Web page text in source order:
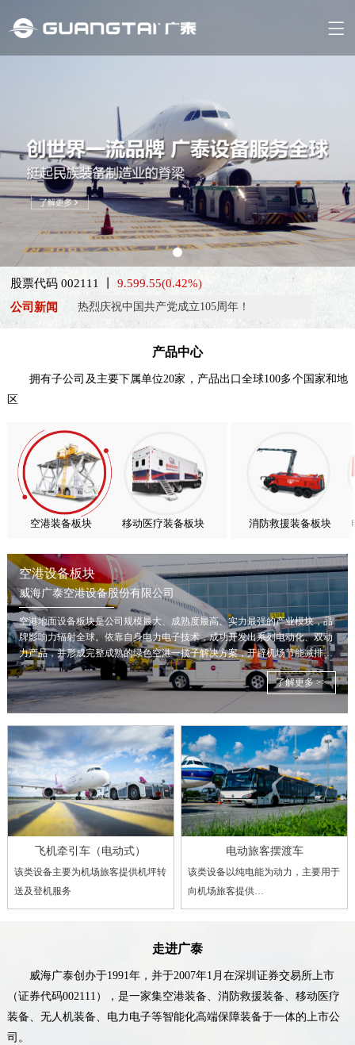
股票代码 002111 丨9.599.55(0.42%)
公司新闻
热烈庆祝中国共产党成立105周年！
喜报！威海广泰ESG评级荣获AAA级 可持续发展实力获权威…
扬帆出海，聚力同行｜广大航服开启国际化新征程
产品中心
拥有子公司及主要下属单位20家，产品出口全球100多个国家和地
区
空港装备板块 移动医疗装备板块 消防救援装备板块
空港设备板块
威海广泰空港设备股份有限公司
空港地面设备板块是公司规模最大、成熟度最高、实力最强的产业模块，品
牌影响力辐射全球。依靠自身电力电子技术，成功开发出系列电动化、双动
力产品，并形成完整成熟的绿色空港一揽子解决方案，开辟机场节能减排新
局面。
了解更多 >>
飞机牵引车（电动式）
该类设备主要为机场旅客提供机坪转
送及登机服务
电动旅客摆渡车
该类设备以纯电能为动力，主要用于
向机场旅客提供…
走进广泰
威海广泰创办于1991年，并于2007年1月在深圳证券交易所上市
（证券代码002111），是一家集空港装备、消防救援装备、移动医疗
装备、无人机装备、电力电子等智能化高端保障装备于一体的上市公
司。